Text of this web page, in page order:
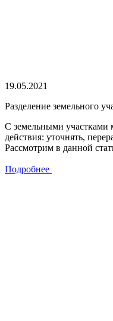
19.05.2021
Разделение земельного
С земельными участками
действия: уточнять,
Рассмотрим в данной
Подробнее